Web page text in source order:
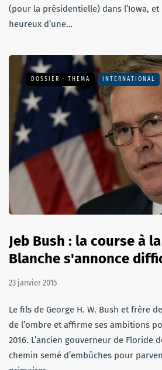
(pour la présidentielle) dans l’Iowa,
heureux d’une…
DOSSIER - THEMA INTERNATIONAL
Jeb Bush : la course à
Blanche s'annonce
23 janvier 2015
Le fils de George H. W. Bush et frère
de l’ombre et affirme ses ambitions
2016. L’ancien gouverneur de Floride
chemin semé d’embûches pour